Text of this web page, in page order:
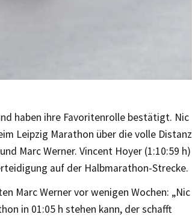
haben ihre Favoritenrolle bestätigt. Nic
Leipzig Marathon über die volle Distanz
Marc Werner. Vincent Hoyer (1:10:59 h)
auf der Halbmarathon-Strecke.
Marc Werner vor wenigen Wochen: „Nic
in 01:05 h stehen kann, der schafft